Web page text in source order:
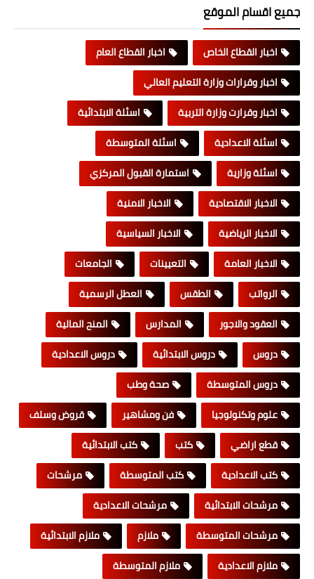
جميع اقسام الموقع
اخبار القطاع الخاص
اخبار القطاع العام
اخبار وقرارات وزارة التعليم العالي
اخبار وقرارت وزارة التربية
اسئلة الابتدائية
اسئلة الاعدادية
اسئلة المتوسطة
اسئلة وزارية
استمارة القبول المركزي
الاخبار الاقتصادية
الاخبار الامنية
الاخبار الرياضية
الاخبار السياسية
الاخبار العامة
التعيينات
الجامعات
الرواتب
الطقس
العطل الرسمية
العقود والاجور
المدارس
المنح المالية
دروس
دروس الابتدائية
دروس الاعدادية
دروس المتوسطة
صحة وطب
علوم وتكنولوجيا
فن ومشاهير
قروض وسلف
قطع اراضي
كتب
كتب الابتدائية
كتب الاعدادية
كتب المتوسطة
مرشحات
مرشحات الابتدائية
مرشحات الاعدادية
مرشحات المتوسطة
ملازم
ملازم الابتدائية
ملازم الاعدادية
ملازم المتوسطة